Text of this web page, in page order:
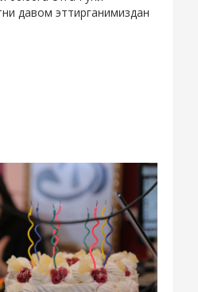
давом эттирганимиздан